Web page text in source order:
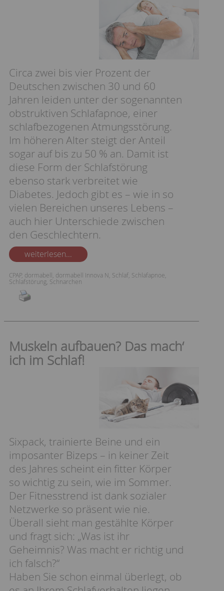
Circa zwei bis vier Prozent der
Deutschen zwischen 30 und 60
Jahren leiden unter der sogenannten
obstruktiven Schlafapnoe, einer
schlafbezogenen Atmungsstörung.
Im höheren Alter steigt der Anteil
sogar auf bis zu 50 % an. Damit ist
diese Form der Schlafstörung
ebenso stark verbreitet wie
Diabetes. Jedoch gibt es – wie in so
vielen Bereichen unseres Lebens –
auch hier Unterschiede zwischen
den Geschlechtern.
weiterlesen...
CPAP, dormabell dormabell Innova N Schlaf Schlafapnoe
Schlafstörung Schnarchen
Muskeln aufbauen? Das mach‘
ich im Schlaf!
Sixpack, trainierte Beine und ein
imposanter Bizeps – in keiner Zeit
des Jahres scheint ein fitter Körper
so wichtig zu sein, wie im Sommer.
Der Fitnesstrend ist dank sozialer
Netzwerke so präsent wie nie.
Überall sieht man gestählte Körper
und fragt sich: „Was ist ihr
Geheimnis? Was macht er richtig und
ich falsch?“
Haben Sie schon einmal überlegt, ob